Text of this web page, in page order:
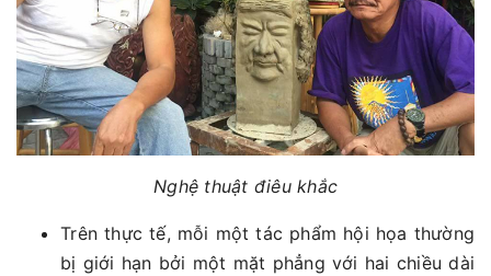
Nghệ thuật điêu khắc
Trên thực tế, mỗi một tác phẩm hội họa thường
bị giới hạn bởi một mặt phẳng với hai chiều dài